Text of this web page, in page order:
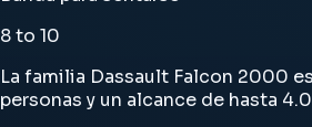
8 to 10
La familia Dassault Falcon 2000
personas y un alcance de hasta